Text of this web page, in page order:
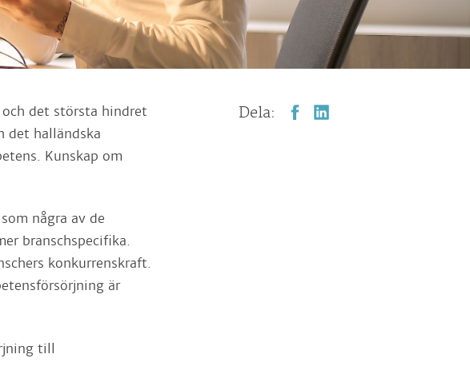
och det största hindret
det halländska
Kunskap om
några av de
branschspecifika.
konkurrenskraft.
är
till
Dela: